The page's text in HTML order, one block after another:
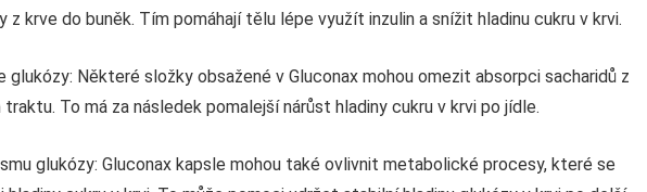
z krve do buněk. Tím pomáhají tělu lépe využít inzulin a snížit hladinu cukru v krvi.
glukózy: Některé složky obsažené v Gluconax mohou omezit absorpci sacharidů z
To má za následek pomalejší nárůst hladiny cukru v krvi po jídle.
glukózy: Gluconax kapsle mohou také ovlivnit metabolické procesy, které se